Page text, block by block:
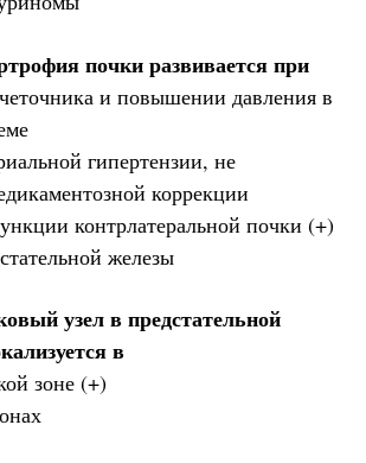
почки развивается при
и повышении давления в
гипертензии, не
коррекции
контрлатеральной почки (+)
железы
узел в предстательной
в
зоне (+)